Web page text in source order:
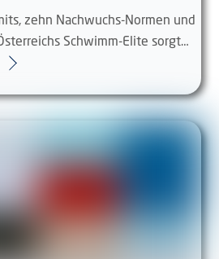
zehn Nachwuchs-Normen und
Schwimm-Elite sorgt…